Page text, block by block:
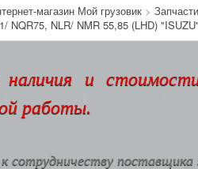
магазин Мой грузовик>
NQR75, NLR/ NMR 55,85 (LHD) "ISUZU"
наличия и
работы.
сотрудничеству